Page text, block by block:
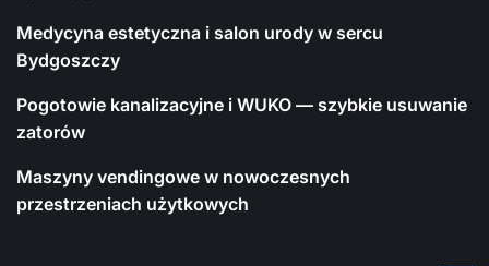
Medycyna estetyczna i salon urody w sercu
Bydgoszczy
Pogotowie kanalizacyjne i WUKO — szybkie usuwanie
zatorów
Maszyny vendingowe w nowoczesnych
przestrzeniach użytkowych